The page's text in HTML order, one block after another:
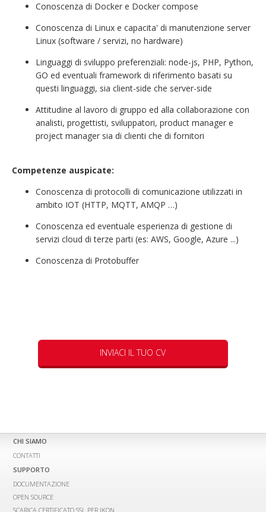
Conoscenza di Docker e Docker compose
Conoscenza di Linux e capacita' di manutenzione server
Linux (software / servizi, no hardware)
Linguaggi di sviluppo preferenziali: node-js, PHP, Python,
GO ed eventuali framework di riferimento basati su
questi linguaggi, sia client-side che server-side
Attitudine al lavoro di gruppo ed alla collaborazione con
analisti, progettisti, sviluppatori, product manager e
project manager sia di clienti che di fornitori
Competenze auspicate:
Conoscenza di protocolli di comunicazione utilizzati in
ambito IOT (HTTP, MQTT, AMQP …)
Conoscenza ed eventuale esperienza di gestione di
servizi cloud di terze parti (es: AWS, Google, Azure ...)
Conoscenza di Protobuffer
INVIACI IL TUO CV
CHI SIAMO
CONTATTI
SUPPORTO
DOCUMENTAZIONE
OPEN SOURCE
SCARICA CERTIFICATO SSL PER IKON